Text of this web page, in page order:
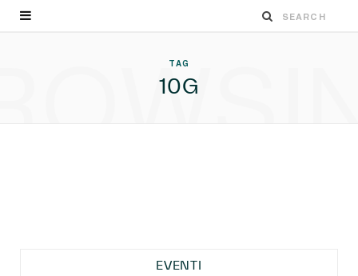
TAG
10G
EVENTI